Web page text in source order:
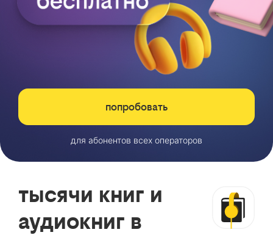
попробовать
для абонентов всех операторов
тысячи книг и
аудиокниг в